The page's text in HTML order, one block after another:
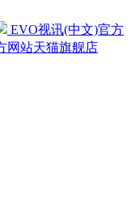
EVO视讯(中文)官方
网站天猫旗舰店